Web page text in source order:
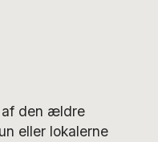
af den ældre
eller lokalerne